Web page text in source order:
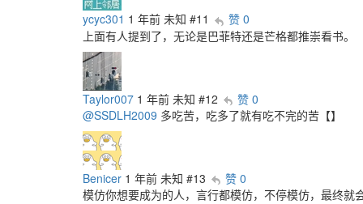
ycyc301 1 年前 未知 #11
赞 0
上面有人提到了，无论是巴菲特还是芒格都推崇看书。
Taylor007 1 年前 未知 #12
赞 0
@SSDLH2009 多吃苦，吃多了就有吃不完的苦【】
Benicer 1 年前 未知 #13
赞 0
模仿你想要成为的人，言行都模仿，不停模仿，最终就